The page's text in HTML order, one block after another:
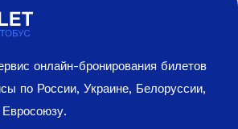
онлайн-бронирования билетов
по России, Украине, Белоруссии,